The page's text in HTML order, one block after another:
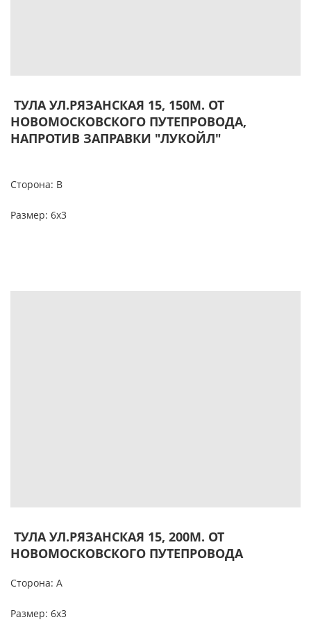
ТУЛА УЛ.РЯЗАНСКАЯ 15, 150М. ОТ
НОВОМОСКОВСКОГО ПУТЕПРОВОДА,
НАПРОТИВ ЗАПРАВКИ "ЛУКОЙЛ"
Сторона: В
Размер: 6х3
ТУЛА УЛ.РЯЗАНСКАЯ 15, 200М. ОТ
НОВОМОСКОВСКОГО ПУТЕПРОВОДА
Сторона: А
Размер: 6х3